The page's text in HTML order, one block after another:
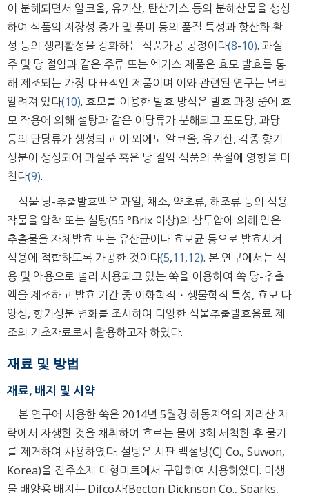
이 분해되면서 알코올, 유기산, 탄산가스 등의 분해산물을 생성
하여 식품의 저장성 증가 및 풍미 등의 품질 특성과 항산화 활
성 등의 생리활성을 강화하는 식품가공 공정이다(8-10). 과실
주 및 당 절임과 같은 주류 또는 엑기스 제품은 효모 발효를 통
해 제조되는 가장 대표적인 제품이며 이와 관련된 연구는 널리
알려져 있다(10). 효모를 이용한 발효 방식은 발효 과정 중에 효
모 작용에 의해 설탕과 같은 이당류가 분해되고 포도당, 과당
등의 단당류가 생성되고 이 외에도 알코올, 유기산, 각종 향기
성분이 생성되어 과실주 혹은 당 절임 식품의 품질에 영향을 미
친다(9).
식물 당-추출발효액은 과일, 채소, 약초류, 해조류 등의 식용
작물을 압착 또는 설탕(55 °Brix 이상)의 삼투압에 의해 얻은
추출물을 자체발효 또는 유산균이나 효모균 등으로 발효시켜
식용에 적합하도록 가공한 것이다(5,11,12). 본 연구에서는 식
용 및 약용으로 널리 사용되고 있는 쑥을 이용하여 쑥 당-추출
액을 제조하고 발효 기간 중 이화학적・생물학적 특성, 효모 다
양성, 향기성분 변화를 조사하여 다양한 식물추출발효음료 제
조의 기초자료로서 활용하고자 하였다.
재료 및 방법
재료, 배지 및 시약
본 연구에 사용한 쑥은 2014년 5월경 하동지역의 지리산 자
락에서 자생한 것을 채취하여 흐르는 물에 3회 세척한 후 물기
를 제거하여 사용하였다. 설탕은 시판 백설탕(CJ Co., Suwon,
Korea)을 진주소재 대형마트에서 구입하여 사용하였다. 미생
물 배양용 배지는 Difco사(Becton Dicknson Co., Sparks,